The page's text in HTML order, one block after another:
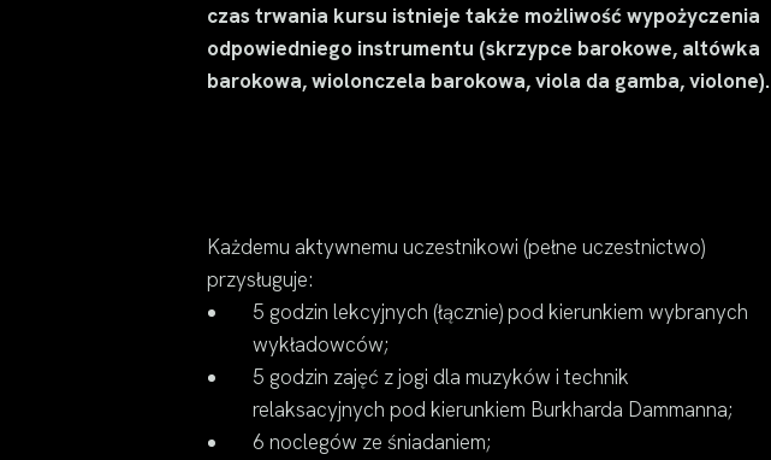
czas trwania kursu istnieje także możliwość wypożyczenia
odpowiedniego instrumentu (skrzypce barokowe, altówka
barokowa, wiolonczela barokowa, viola da gamba, violone).
Każdemu aktywnemu uczestnikowi (pełne uczestnictwo)
przysługuje:
5 godzin lekcyjnych (łącznie) pod kierunkiem wybranych
wykładowców;
5 godzin zajęć z jogi dla muzyków i technik
relaksacyjnych pod kierunkiem Burkharda Dammanna;
6 noclegów ze śniadaniem;